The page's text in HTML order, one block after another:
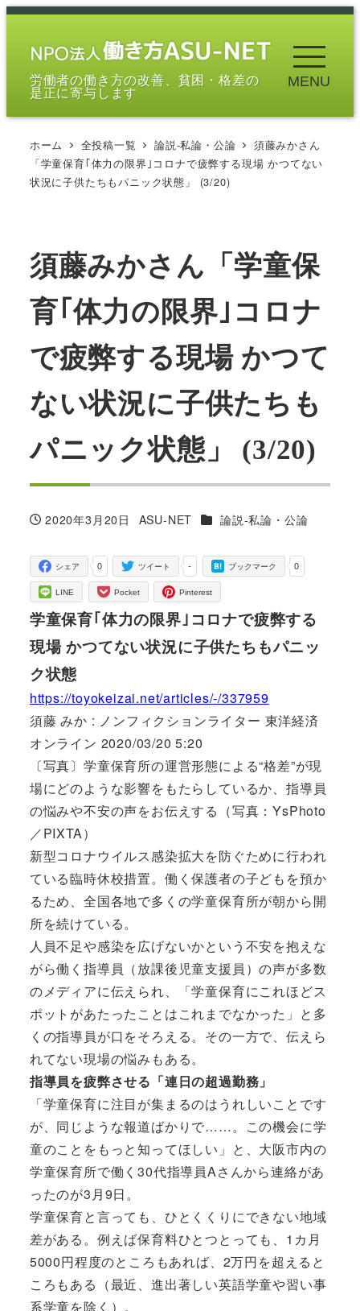
メ
労働者の働き方の改善、貧困・格差の
是正に寄与します
MENU
ホーム 全投稿一覧 論説-私論・公論
須藤みかさん
「学童保育｢体力の限界｣コロナで疲弊する現場 かつてない
状況に子供たちもパニック状態」 (3/20)
須藤みかさん「学童保
育｢体力の限界｣コロナ
で疲弊する現場 かつて
ない状況に子供たちも
パニック状態」 (3/20)
投稿日
2020年3月20日
著
ASU-NET カテゴリー
論説-私論・公論
0
シェア -
ツイート 0
ブックマーク
LINE Pocket Pinterest
学童保育｢体力の限界｣コロナで疲弊する
現場 かつてない状況に子供たちもパニッ
ク状態
https://toyokeizai.net/articles/-/337959
須藤 みか : ノンフィクションライター 東洋経済
オンライン 2020/03/20 5:20
〔写真〕学童保育所の運営形態による“格差”が現
場にどのような影響をもたらしているか、指導員
の悩みや不安の声をお伝えする（写真：YsPhoto
／PIXTA）
新型コロナウイルス感染拡大を防ぐために行われ
ている臨時休校措置。働く保護者の子どもを預か
るため、全国各地で多くの学童保育所が朝から開
所を続けている。
人員不足や感染を広げないかという不安を抱えな
がら働く指導員（放課後児童支援員）の声が多数
のメディアに伝えられ、「学童保育にこれほどス
ポットがあたったことはこれまでなかった」と多
くの指導員が口をそろえる。その一方で、伝えら
れてない現場の悩みもある。
指導員を疲弊させる「連日の超過勤務」
「学童保育に注目が集まるのはうれしいことです
が、同じような報道ばかりで……。この機会に学
童のことをもっと知ってほしい」と、大阪市内の
学童保育所で働く30代指導員Aさんから連絡があ
ったのが3月9日。
学童保育と言っても、ひとくくりにできない地域
差がある。例えば保育料ひとつとっても、1カ月
5000円程度のところもあれば、2万円を超えると
ころもある（最近、進出著しい英語学童や習い事
系学童を除く）。